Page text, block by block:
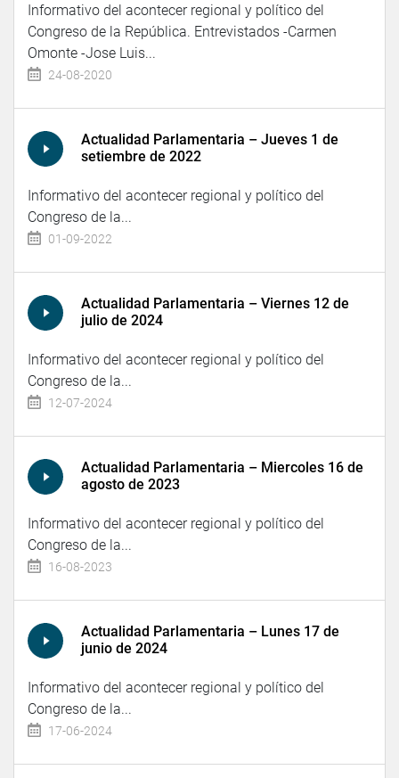
Informativo del acontecer regional y político del
Congreso de la República. Entrevistados -Carmen
Omonte -Jose Luis...
24-08-2020
Actualidad Parlamentaria – Jueves 1 de
setiembre de 2022
Informativo del acontecer regional y político del
Congreso de la...
01-09-2022
Actualidad Parlamentaria – Viernes 12 de
julio de 2024
Informativo del acontecer regional y político del
Congreso de la...
12-07-2024
Actualidad Parlamentaria – Miercoles 16 de
agosto de 2023
Informativo del acontecer regional y político del
Congreso de la...
16-08-2023
Actualidad Parlamentaria – Lunes 17 de
junio de 2024
Informativo del acontecer regional y político del
Congreso de la...
17-06-2024